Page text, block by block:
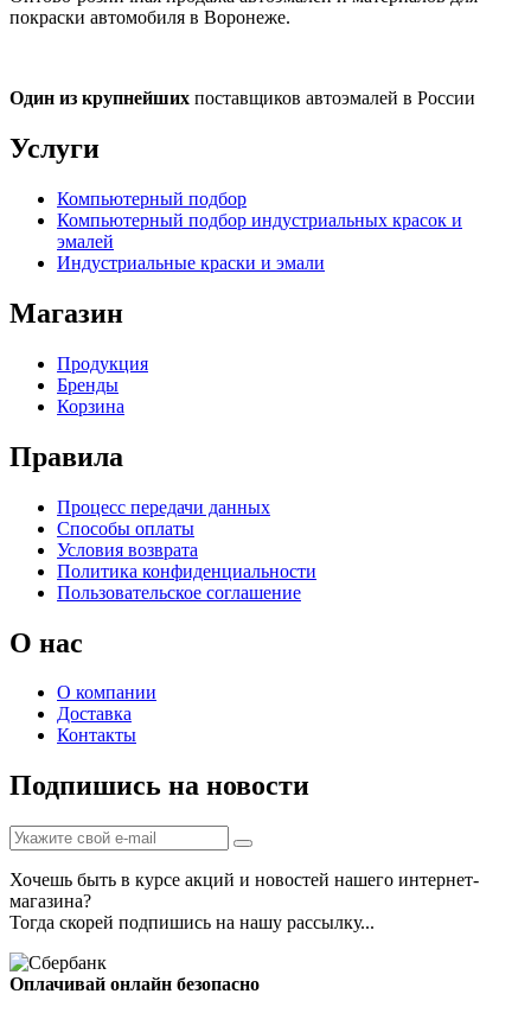
покраски автомобиля в Воронеже.
Один из крупнейших поставщиков автоэмалей в России
Услуги
Компьютерный подбор
Компьютерный подбор индустриальных красок и
эмалей
Индустриальные краски и эмали
Магазин
Продукция
Бренды
Корзина
Правила
Процесс передачи данных
Способы оплаты
Условия возврата
Политика конфиденциальности
Пользовательское соглашение
О нас
О компании
Доставка
Контакты
Подпишись на новости
Хочешь быть в курсе акций и новостей нашего интернет-
магазина?
Тогда скорей подпишись на нашу рассылку...
Оплачивай онлайн безопасно